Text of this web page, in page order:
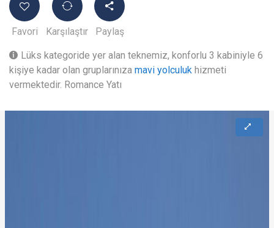
Favori Karşılaştır Paylaş
Lüks kategoride yer alan teknemiz, konforlu 3 kabiniyle 6
kişiye kadar olan gruplarınıza mavi yolculuk hizmeti
vermektedir. Romance Yatı